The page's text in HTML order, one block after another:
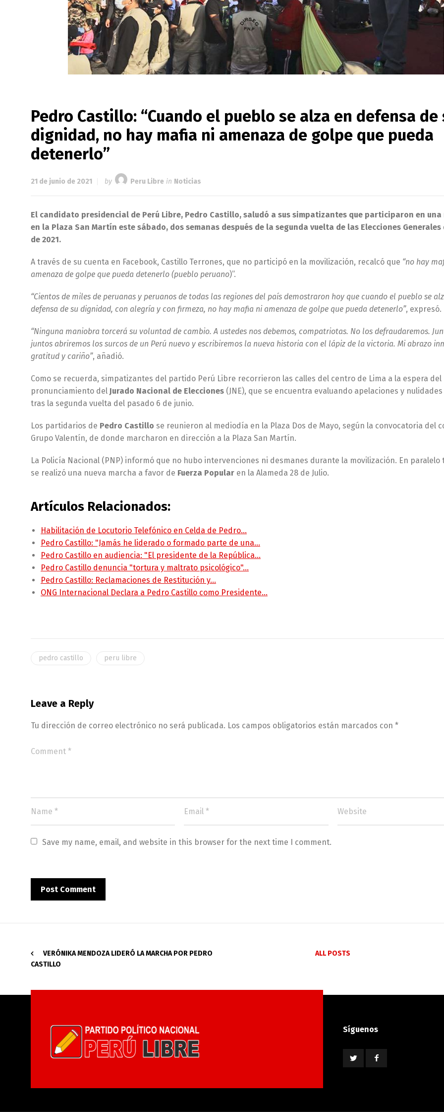
Pedro Castillo: “Cuando el pueblo se alza en defensa de
dignidad, no hay mafia ni amenaza de golpe que pueda
detenerlo”
21 de junio de 2021 by Peru Libre in Noticias
El candidato presidencial de Perú Libre, Pedro Castillo, saludó a sus simpatizantes que participaron en una
en la Plaza San Martín este sábado, dos semanas después de la segunda vuelta de las Elecciones Generales
de 2021.
A través de su cuenta en Facebook, Castillo Terrones, que no participó en la movilización, recalcó que “no hay
amenaza de golpe que pueda detenerlo (pueblo peruano)”.
“Cientos de miles de peruanas y peruanos de todas las regiones del país demostraron hoy que cuando el pueblo se
defensa de su dignidad, con alegría y con firmeza, no hay mafia ni amenaza de golpe que pueda detenerlo”, expresó.
“Ninguna maniobra torcerá su voluntad de cambio. A ustedes nos debemos, compatriotas. No los defraudaremos.
juntos abriremos los surcos de un Perú nuevo y escribiremos la nueva historia con el lápiz de la victoria. Mi abrazo
gratitud y cariño”, añadió.
Como se recuerda, simpatizantes del partido Perú Libre recorrieron las calles del centro de Lima a la espera del
pronunciamiento del Jurado Nacional de Elecciones (JNE), que se encuentra evaluando apelaciones y
tras la segunda vuelta del pasado 6 de junio.
Los partidarios de Pedro Castillo se reunieron al mediodía en la Plaza Dos de Mayo, según la convocatoria del
Grupo Valentín, de donde marcharon en dirección a la Plaza San Martín.
La Policía Nacional (PNP) informó que no hubo intervenciones ni desmanes durante la movilización. En paralelo
se realizó una nueva marcha a favor de Fuerza Popular en la Alameda 28 de Julio.
Artículos Relacionados:
Habilitación de Locutorio Telefónico en Celda de Pedro…
Pedro Castillo: "Jamás he liderado o formado parte de una…
Pedro Castillo en audiencia: "El presidente de la República…
Pedro Castillo denuncia "tortura y maltrato psicológico"…
Pedro Castillo: Reclamaciones de Restitución y…
ONG Internacional Declara a Pedro Castillo como Presidente…
pedro castillo peru libre
Leave a Reply
Tu dirección de correo electrónico no será publicada. Los campos obligatorios están marcados con *
Save my name, email, and website in this browser for the next time I comment.
VERÓNIKA MENDOZA LIDERÓ LA MARCHA POR PEDRO
CASTILLO
ALL POSTS
Síguenos